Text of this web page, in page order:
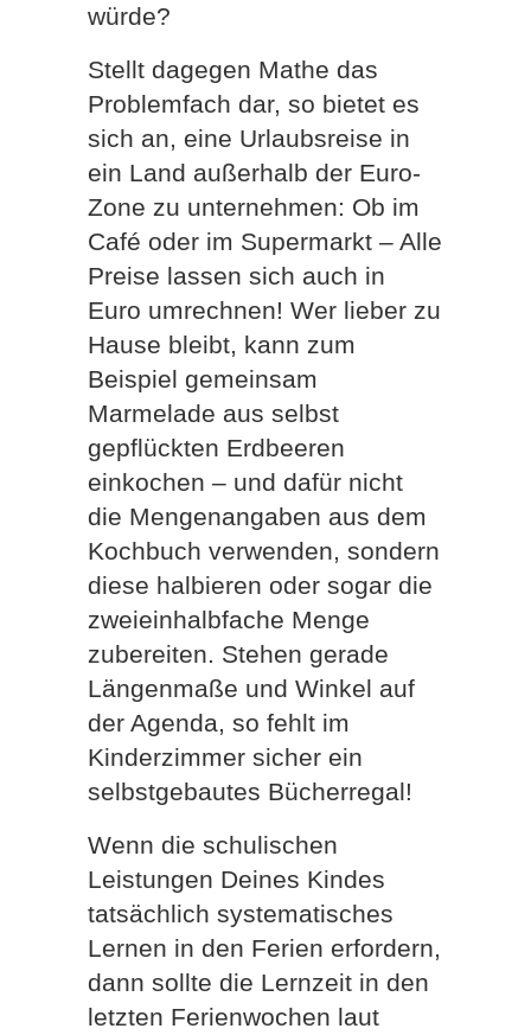
würde?
Stellt dagegen Mathe das
Problemfach dar, so bietet es
sich an, eine Urlaubsreise in
ein Land außerhalb der Euro-
Zone zu unternehmen: Ob im
Café oder im Supermarkt – Alle
Preise lassen sich auch in
Euro umrechnen! Wer lieber zu
Hause bleibt, kann zum
Beispiel gemeinsam
Marmelade aus selbst
gepflückten Erdbeeren
einkochen – und dafür nicht
die Mengenangaben aus dem
Kochbuch verwenden, sondern
diese halbieren oder sogar die
zweieinhalbfache Menge
zubereiten. Stehen gerade
Längenmaße und Winkel auf
der Agenda, so fehlt im
Kinderzimmer sicher ein
selbstgebautes Bücherregal!
Wenn die schulischen
Leistungen Deines Kindes
tatsächlich systematisches
Lernen in den Ferien erfordern,
dann sollte die Lernzeit in den
letzten Ferienwochen laut